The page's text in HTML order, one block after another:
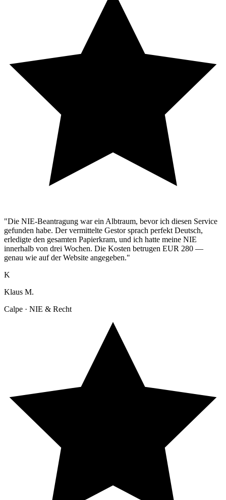
"Die NIE-Beantragung war ein Albtraum, bevor ich diesen Service
gefunden habe. Der vermittelte Gestor sprach perfekt Deutsch,
erledigte den gesamten Papierkram, und ich hatte meine NIE
innerhalb von drei Wochen. Die Kosten betrugen EUR 280 —
genau wie auf der Website angegeben."
K
Klaus M.
Calpe · NIE & Recht